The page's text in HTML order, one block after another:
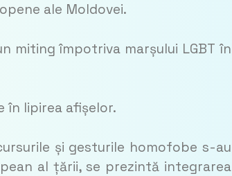
ale Moldovei.
miting împotriva marșului LGBT în
în lipirea afișelor.
și gesturile homofobe s-au
al țării, se prezintă integrarea